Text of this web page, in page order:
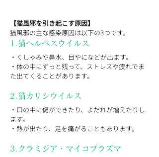
【猫風邪を引き起こす原因】
猫風邪の主な感染原因は以下の3つです。
1.猫ヘルペスウイルス
・くしゃみや鼻水、目やになどが出ます。
・体の中にずっと残って、ストレスや疲れでま
た出てくることがあります。
2.猫カリシウイルス
・口の中に傷ができたり、よだれが増えたりし
ます。
・熱が出たり、足を痛がることもあります。
3.クラミジア・マイコプラズマ